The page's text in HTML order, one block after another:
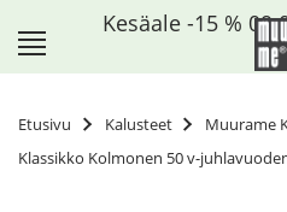
sisältöön
Etusivu Kalusteet
Muurame
Klassikko Kolmonen 50 v-
Kesäale -15 %